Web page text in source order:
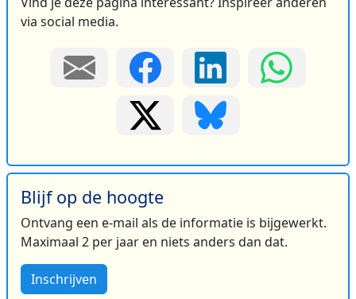
via social media.
Blijf op de hoogte
Ontvang een e-mail als de informatie is bijgewerkt.
Maximaal 2 per jaar en niets anders dan dat.
Inschrijven